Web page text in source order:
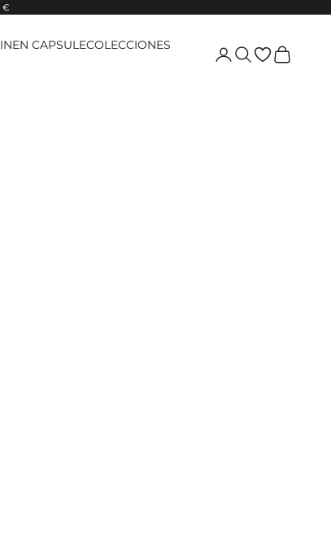
€
CAPSULECOLECCIONES
LoginPesquisarCarrinho